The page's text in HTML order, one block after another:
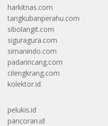
harkitnas.com
tangkubanperahu.com
sibolangit.com
siguragura.com
simanindo.com
padarincang.com
cilengkrang.com
kolektor.id
pelukis.id
pancoran.id